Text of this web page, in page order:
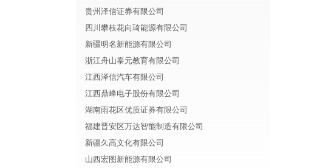
贵州泽信证券有限公司
四川攀枝花向琦能源有限公司
新疆明名新能源有限公司
浙江舟山泰元教育有限公司
江西泽信汽车有限公司
江西鼎峰电子股份有限公司
湖南雨花区优质证券有限公司
福建晋安区万达智能制造有限公司
新疆久高文化有限公司
山西宏图新能源有限公司